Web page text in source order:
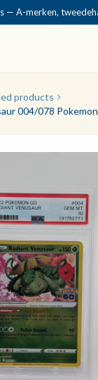
— A-merken,
products
004/078